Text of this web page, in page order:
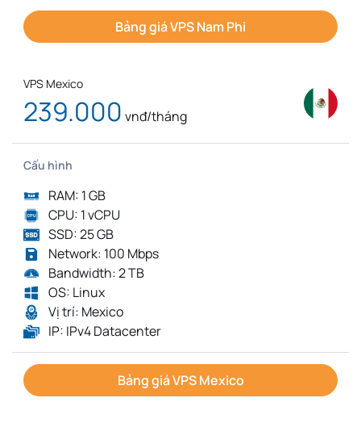
Bảng giá VPS Nam Phi
VPS Mexico
239.000 vnđ/tháng
Cấu hình
RAM: 1 GB
CPU: 1 vCPU
SSD: 25 GB
Network: 100 Mbps
Bandwidth: 2 TB
OS: Linux
Vị trí: Mexico
IP: IPv4 Datacenter
Bảng giá VPS Mexico